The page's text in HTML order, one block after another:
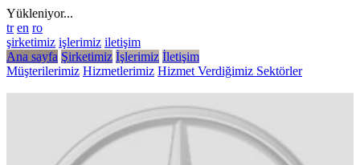
Yükleniyor...
tr en ro
şirketimiz işlerimiz iletişim
Ana sayfa Şirketimiz İşlerimiz İletişim
Müşterilerimiz Hizmetlerimiz Hizmet Verdiğimiz Sektörler